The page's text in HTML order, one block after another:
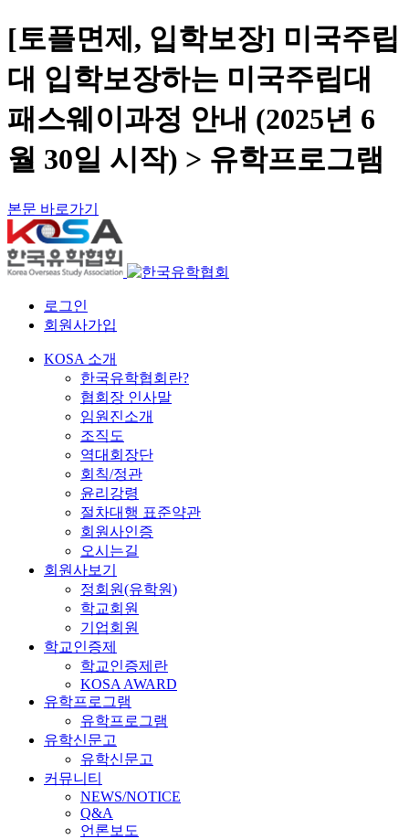
[토플면제, 입학보장] 미국주립
대 입학보장하는 미국주립대
패스웨이과정 안내 (2025년 6
월 30일 시작) > 유학프로그램
본문 바로가기
로그인
회원사가입
KOSA 소개
한국유학협회란?
협회장 인사말
임원진소개
조직도
역대회장단
회칙/정관
윤리강령
절차대행 표준약관
회원사인증
오시는길
회원사보기
정회원(유학원)
학교회원
기업회원
학교인증제
학교인증제란
KOSA AWARD
유학프로그램
유학프로그램
유학신문고
유학신문고
커뮤니티
NEWS/NOTICE
Q&A
언론보도